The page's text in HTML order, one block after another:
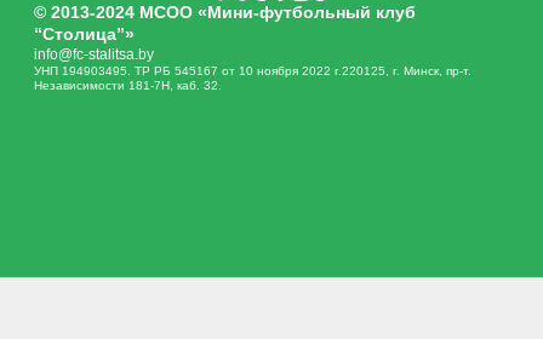
© 2013-2024 МСОО «Мини-футбольный клуб
“Столица”»
info@fc-stalitsa.by
УНП 194903495. ТР РБ 545167 от 10 ноября 2022 г.220125, г. Минск, пр-т.
Независимости 181-7Н, каб. 32.